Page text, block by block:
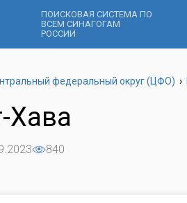
ПОИСКОВАЯ СИСТЕМА ПО
ВСЕМ СИНАГОГАМ
РОССИИ
федеральный округ (ЦФО) ›
Хава
840